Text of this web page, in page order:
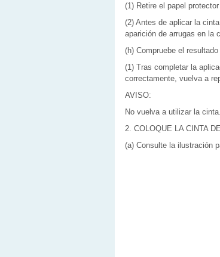
(1) Retire el papel
(2) Antes de aplicar la
aparición de arrugas en la
(h) Compruebe el
(1) Tras completar la
correctamente, vuelva a
AVISO:
No vuelva a utilizar la cinta.
2. COLOQUE LA CINTA
(a) Consulte la ilustración